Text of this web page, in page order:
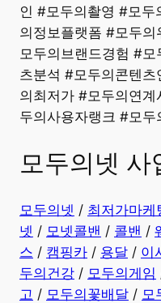
인 #모두의촬영 #모
의정보플랫폼 #모두
모두의브랜드경험 #
츠분석 #모두의콘텐
의최저가 #모두의연
두의사용자랭크 #모두
모두의넷 사
모두의넷 / 최저가마케
넷 / 모넷콜밴 / 콜밴 /
스 / 캠핑카 / 용달 / 이
두의건강 / 모두의게임
고 / 모두의꽃배달 / 모